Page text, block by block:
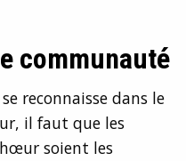
communauté
reconnaisse dans le
il faut que les
soient les